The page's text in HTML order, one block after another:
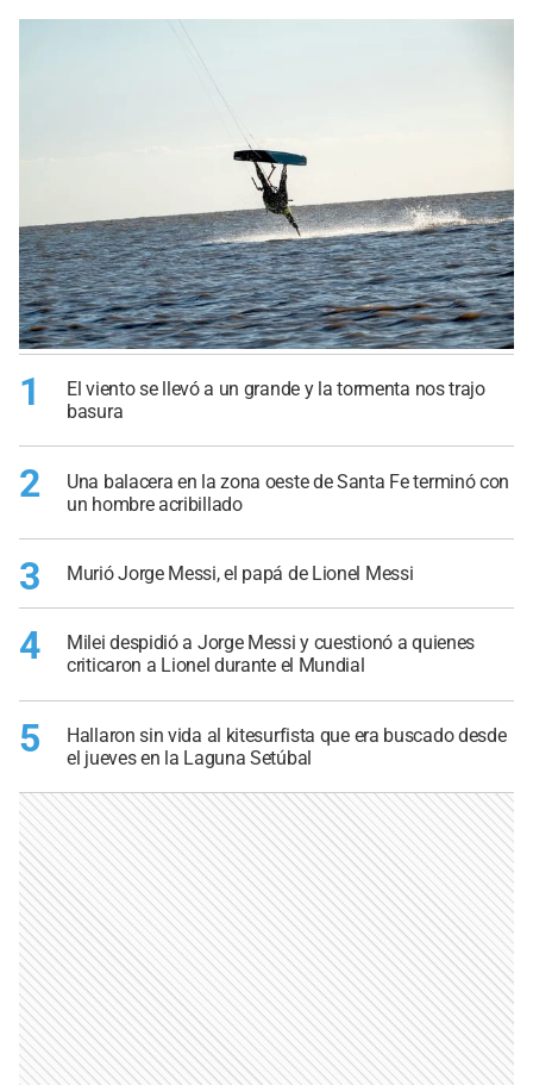
1
El viento se llevó a un grande y la tormenta nos trajo
basura
2
Una balacera en la zona oeste de Santa Fe terminó con
un hombre acribillado
3 Murió Jorge Messi, el papá de Lionel Messi
4
Milei despidió a Jorge Messi y cuestionó a quienes
criticaron a Lionel durante el Mundial
5
Hallaron sin vida al kitesurfista que era buscado desde
el jueves en la Laguna Setúbal